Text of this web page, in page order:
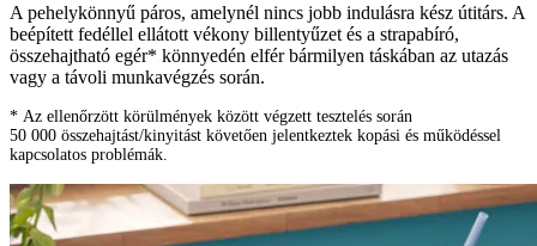
A pehelykönnyű páros, amelynél nincs jobb indulásra kész útitárs. A
beépített fedéllel ellátott vékony billentyűzet és a strapabíró,
összehajtható egér* könnyedén elfér bármilyen táskában az utazás
vagy a távoli munkavégzés során.
* Az ellenőrzött körülmények között végzett tesztelés során
50 000 összehajtást/kinyitást követően jelentkeztek kopási és működéssel
kapcsolatos problémák.